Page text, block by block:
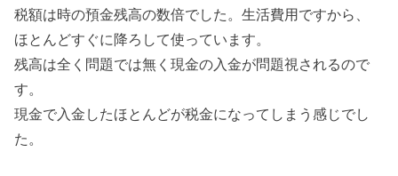
税額は時の預金残高の数倍でした。生活費用ですから、
ほとんどすぐに降ろして使っています。
残高は全く問題では無く現金の入金が問題視されるので
す。
現金で入金したほとんどが税金になってしまう感じでし
た。